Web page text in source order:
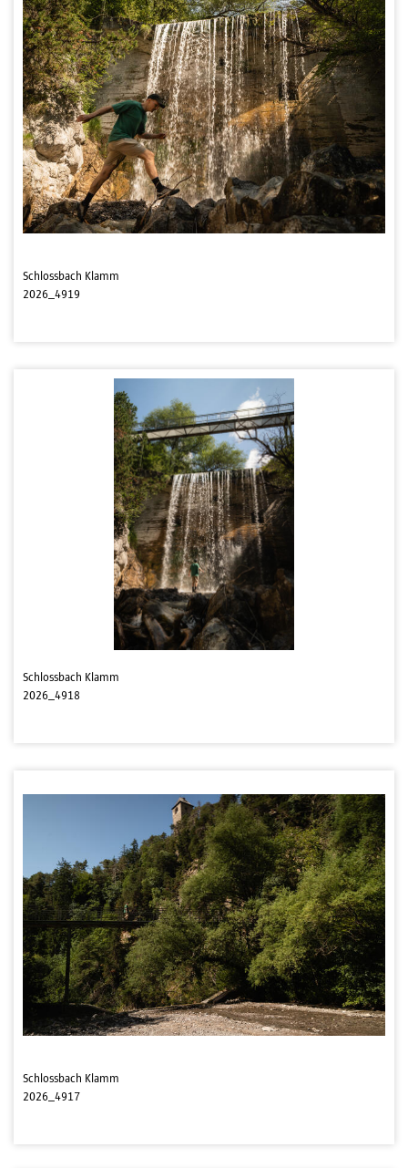
Schlossbach Klamm
2026_4919
Schlossbach Klamm
2026_4918
Schlossbach Klamm
2026_4917